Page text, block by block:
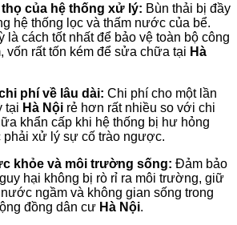
của hệ thống xử lý: Bùn thải bị đầy
hệ thống lọc và thấm nước của bể.
là cách tốt nhất để bảo vệ toàn bộ công
vốn rất tốn kém để sửa chữa tại Hà
phí về lâu dài: Chi phí cho một lần
tại Hà Nội rẻ hơn rất nhiều so với chi
khẩn cấp khi hệ thống bị hư hỏng
phải xử lý sự cố trào ngược.
khỏe và môi trường sống: Đảm bảo
hại không bị rò rỉ ra môi trường, giữ
ngầm và không gian sống trong
đồng dân cư Hà Nội.